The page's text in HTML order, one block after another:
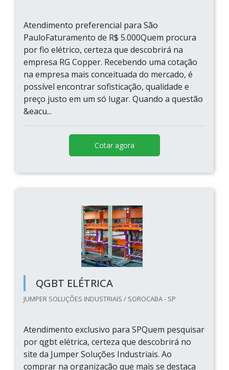
Atendimento preferencial para São
PauloFaturamento de R$ 5.000Quem procura
por fio elétrico, certeza que descobrirá na
empresa RG Copper. Recebendo uma cotação
na empresa mais conceituada do mercado, é
possível encontrar sofisticação, qualidade e
preço justo em um só lugar. Quando a questão
&eacu...
Cotar agora
QGBT ELÉTRICA
JUMPER SOLUÇÕES INDUSTRIAIS / SOROCABA - SP
Atendimento exclusivo para SPQuem pesquisar
por qgbt elétrica, certeza que descobrirá no
site da Jumper Soluções Industriais. Ao
comprar na organização que mais se destaca